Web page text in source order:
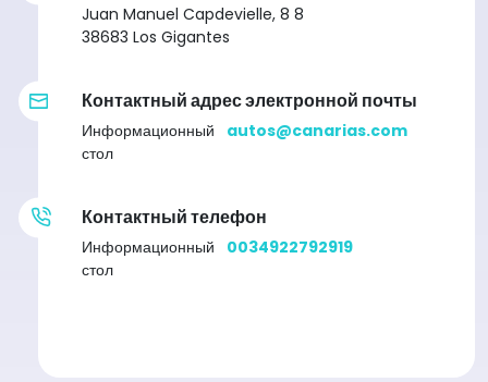
Juan Manuel Capdevielle, 8 8
38683 Los Gigantes
Контактный адрес электронной почты
Информационный
стол
autos@canarias.com
Контактный телефон
Информационный
стол
0034922792919